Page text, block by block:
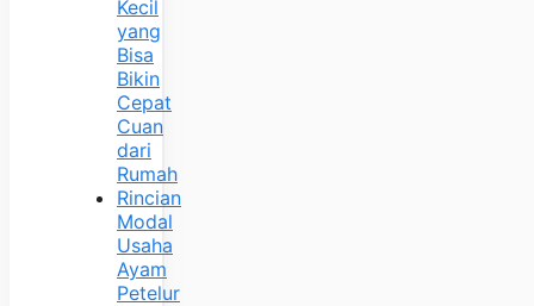
Kecil
yang
Bisa
Bikin
Cepat
Cuan
dari
Rumah
Rincian
Modal
Usaha
Ayam
Petelur